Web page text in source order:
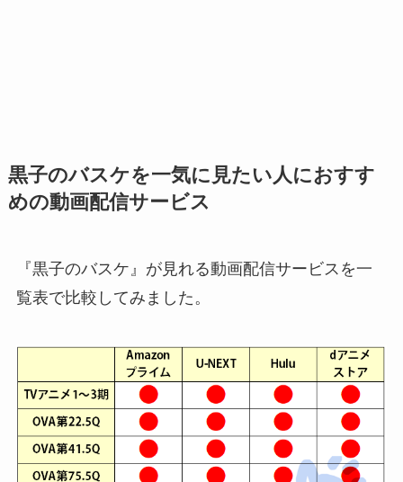
黒子のバスケを一気に見たい人におすす
めの動画配信サービス
『黒子のバスケ』が見れる動画配信サービスを一
覧表で比較してみました。